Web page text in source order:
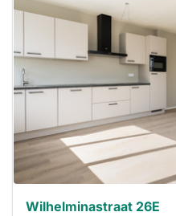
waarschijnlijk
al verhuurd
binnen 15
minuten
Stekkies helpt
Wilhelminastraat 26E